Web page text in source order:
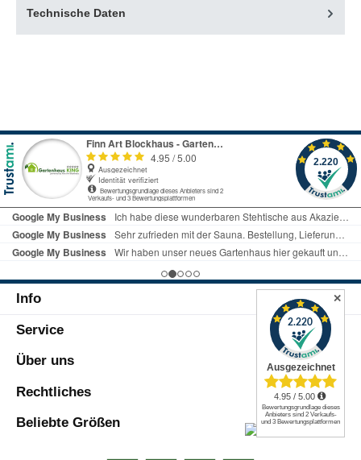
Technische Daten
Info
Service
Über uns
Rechtliches
Beliebte Größen
✕